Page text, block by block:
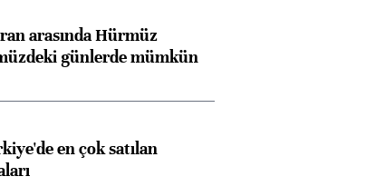
Almanya, Commerzbank
konusunda Unicredit ile
arasında Hürmüz
günlerde mümkün
en çok satılan